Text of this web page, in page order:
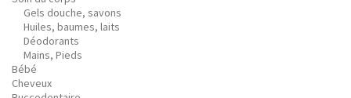
Gels douche, savons
Huiles, baumes, laits
Déodorants
Mains, Pieds
Bébé
Cheveux